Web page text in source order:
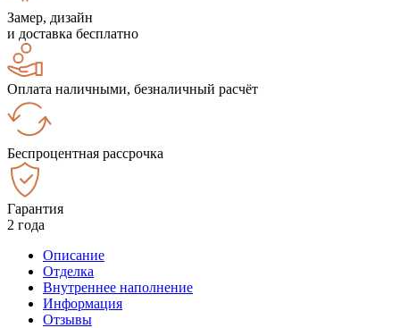
Замер, дизайн
и доставка бесплатно
Оплата наличными, безналичный расчёт
Беспроцентная рассрочка
Гарантия
2 года
Описание
Отделка
Внутреннее наполнение
Информация
Отзывы